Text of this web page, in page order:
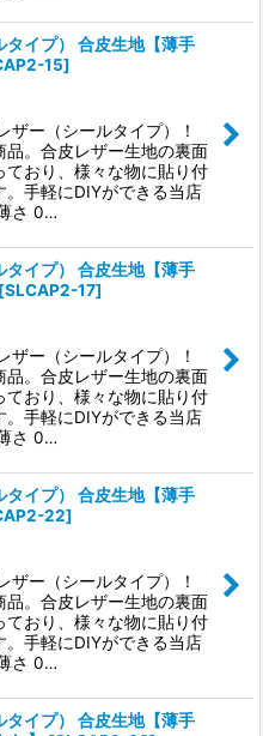
タイプ） 合皮生地【薄手
15]
ザー（シールタイプ）！
品。合皮レザー生地の裏面
ており、様々な物に貼り付
。手軽にDIYができる当店
さ 0…
タイプ） 合皮生地【薄手
[SLCAP2-17]
ザー（シールタイプ）！
品。合皮レザー生地の裏面
ており、様々な物に貼り付
。手軽にDIYができる当店
さ 0…
タイプ） 合皮生地【薄手
22]
ザー（シールタイプ）！
品。合皮レザー生地の裏面
ており、様々な物に貼り付
。手軽にDIYができる当店
さ 0…
タイプ） 合皮生地【薄手